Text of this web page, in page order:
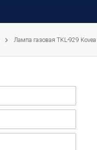
Лампа газовая TKL-929 Kovea